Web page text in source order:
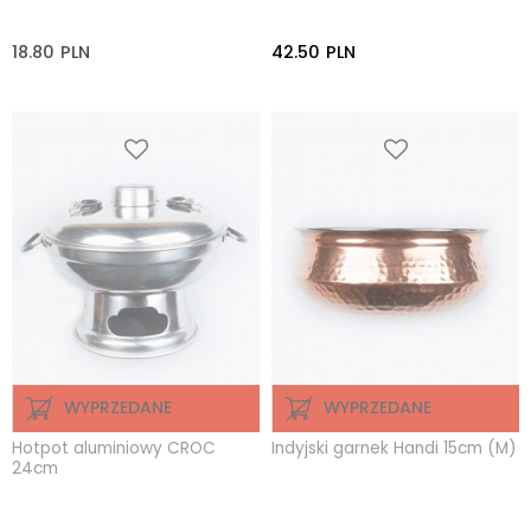
18.80 PLN 42.50 PLN
WYPRZEDANE
Hotpot aluminiowy CROC
24cm
WYPRZEDANE
Indyjski garnek Handi 15cm (M)